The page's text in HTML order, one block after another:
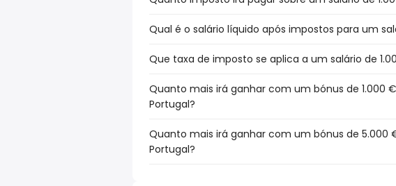
Qual é o salário líquido após impostos para um
Que taxa de imposto se aplica a um salário de
Quanto mais irá ganhar com um bónus de 1.000
Portugal?
Quanto mais irá ganhar com um bónus de 5.000
Portugal?